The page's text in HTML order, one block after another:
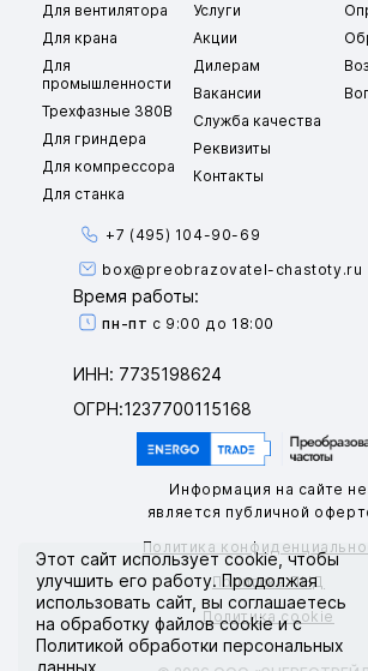
Для вентилятора
Для крана
Для
промышленности
Трехфазные 380В
Для гриндера
Для компрессора
Для станка
Услуги
Акции
Дилерам
Вакансии
Служба качества
Реквизиты
Контакты
+7 (495) 104-90-69
box@preobrazovatel-chastoty.ru
Время работы:
пн-пт с 9:00 до 18:00
ИНН: 7735198624
ОГРН:1237700115168
Информация на сайте не
является публичной
Политика
Политика ПНД
Политика cookie
Этот сайт используетcookie, чтобы
улучшить его работу. Продолжая
использовать сайт, вы соглашаетесь
на обработку файлов cookie и с
Политикой обработки персональных
данных